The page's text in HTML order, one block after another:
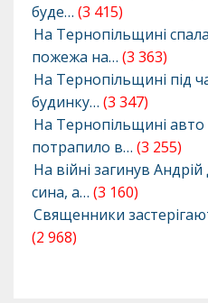
буде… (3 415)
На Тернопільщині
пожежа на… (3 363)
На Тернопільщині під
будинку… (3 347)
На Тернопільщині
потрапило в… (3 255)
На війні загинув
сина, а… (3 160)
Священники
(2 968)